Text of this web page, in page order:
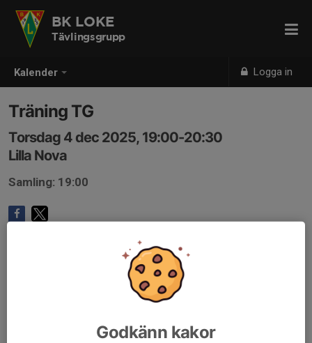
Kalender Logga in
BK LOKE
Tävlingsgrupp
Träning TG
Torsdag 4 dec 2025, 19:00-20:30
Lilla Nova
Samling: 19:00
Godkänn kakor